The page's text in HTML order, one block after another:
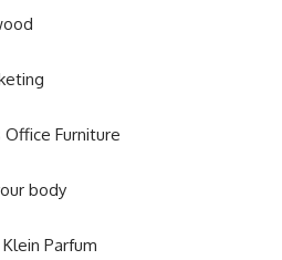
Office Furniture
body
Parfum